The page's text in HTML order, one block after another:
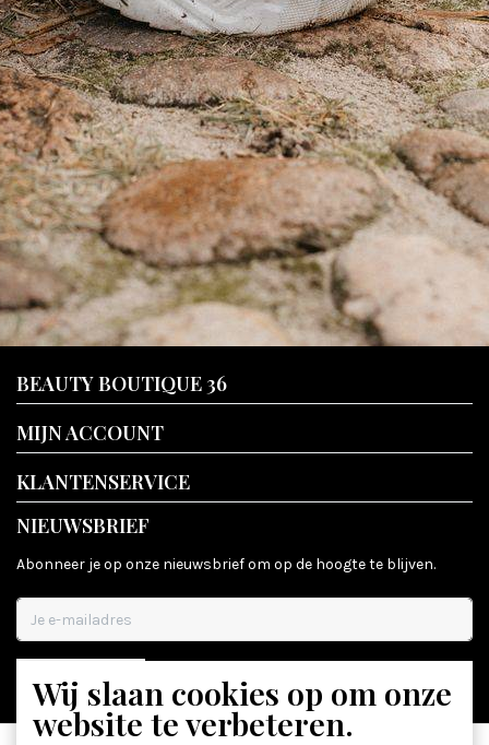
BEAUTY BOUTIQUE 36
MIJN ACCOUNT
KLANTENSERVICE
NIEUWSBRIEF
Abonneer je op onze nieuwsbrief om op de hoogte te blijven.
ABONNEER
Wij slaan cookies op om onze
website te verbeteren.